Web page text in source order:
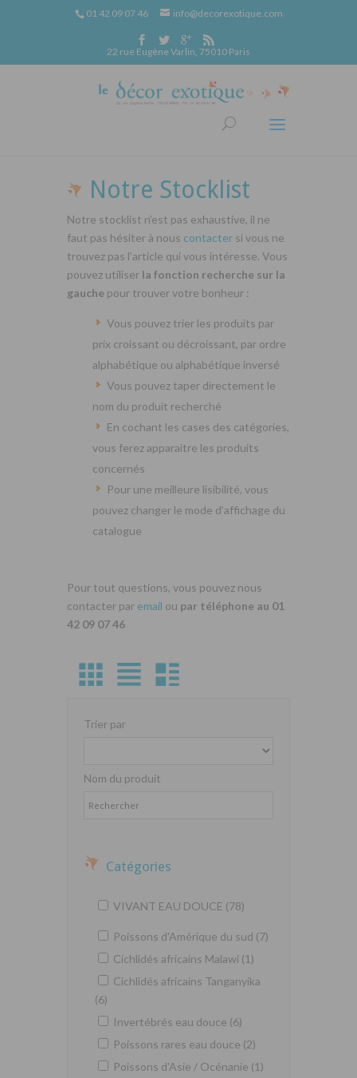
01 42 09 07 46 info@decorexotique.com
22 rue Eugène Varlin, 75010 Paris
Notre Stocklist
Notre stocklist n’est pas exhaustive, il ne
faut pas hésiter à nous contacter si vous ne
trouvez pas l’article qui vous intéresse. Vous
pouvez utiliser la fonction recherche sur la
gauche pour trouver votre bonheur :
Vous pouvez trier les produits par
prix croissant ou décroissant, par ordre
alphabétique ou alphabétique inversé
Vous pouvez taper directement le
nom du produit recherché
En cochant les cases des catégories,
vous ferez apparaitre les produits
concernés
Pour une meilleure lisibilité, vous
pouvez changer le mode d’affichage du
catalogue
Pour tout questions, vous pouvez nous
contacter par email ou par téléphone au 01
42 09 07 46
Trier par
Nom du produit
Catégories
VIVANT EAU DOUCE (78)
Poissons d'Amérique du sud (7)
Cichlidés africains Malawi (1)
Cichlidés africains Tanganyika
(6)
Invertébrés eau douce (6)
Poissons rares eau douce (2)
Poissons d'Asie / Océnanie (1)